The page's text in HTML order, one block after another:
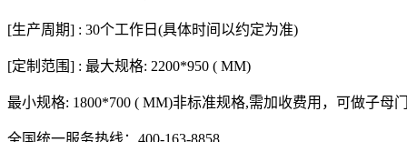
[生产周期] : 30个工作日(具体时间以约定为准)
[定制范围] : 最大规格: 2200*950 ( MM)
最小规格: 1800*700 ( MM)非标准规格,需加收费用，可做子母
全国统一服务热线：400-163-8858